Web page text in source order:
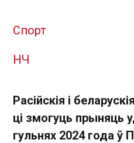
Спорт
НЧ
Расійскія і
ці змогуць прыняць
гульнях 2024 года